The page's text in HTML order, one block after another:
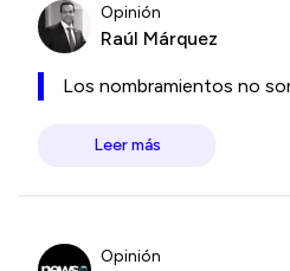
Opinión
Raúl Márquez
Los nombramientos no
Leer más
Opinión